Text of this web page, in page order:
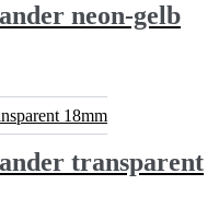
neon-gelb
transparent